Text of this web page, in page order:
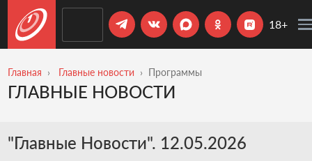
18+
Главная Главные новости Программы
ГЛАВНЫЕ НОВОСТИ
"Главные Новости". 12.05.2026